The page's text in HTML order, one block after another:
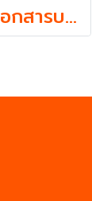
Century ตู้เอกสารบานเปิดใส่แฟ้ม ตั้ง 2 ชั้น รุ่น LCL810 ความหนา Top 19 mm.